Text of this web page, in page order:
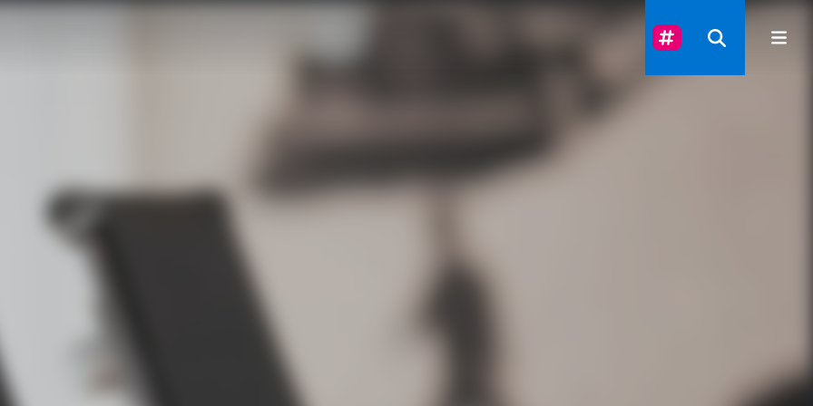
Suivez-Nous